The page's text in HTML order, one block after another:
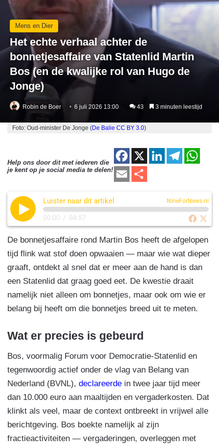
Mens en Dier
Het echte verhaal achter de
bonnetjesaffaire van Statenlid Martin
Bos (en de kwalijke rol van Hugo de
Jonge)
Robin de Boer 6 juli 2026 13:00 43 3 minuten leestijd
Foto: Oud-minister De Jonge (De Balie CC BY 3.0)
Help ons door dit met iederen die
je kent op je social media te delen!
F
a
c
e
o
o
k
X
Li
e
n
T
gr
a
m
s
A
p
p
E
aile
Luister naar dit artikel NineForNews.nl
00:00 / 04:57
De bonnetjesaffaire rond Martin Bos heeft de afgelopen
tijd flink wat stof doen opwaaien — maar wie wat dieper
graaft, ontdekt al snel dat er meer aan de hand is dan
een Statenlid dat graag goed eet. De kwestie draait
namelijk niet alleen om bonnetjes, maar ook om wie er
belang bij heeft om die bonnetjes breed uit te meten.
Wat er precies is gebeurd
Bos, voormalig Forum voor Democratie-Statenlid en
tegenwoordig actief onder de vlag van Belang van
Nederland (BVNL), declareerde in twee jaar tijd meer
dan 10.000 euro aan maaltijden en vergaderkosten. Dat
klinkt als veel, maar de context ontbreekt in vrijwel alle
berichtgeving. Bos boekte namelijk al zijn
fractieactiviteiten — vergaderingen, overleggen met